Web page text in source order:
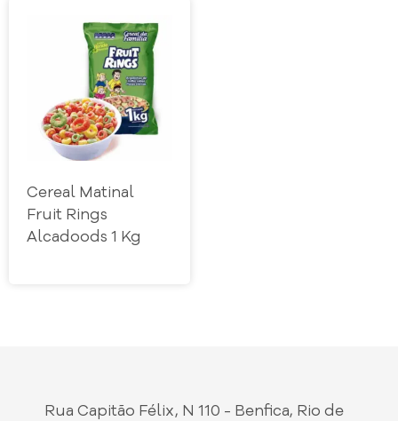
Cereal Matinal
Fruit Rings
Alcadoods 1 Kg
Rua Capitão Félix, N 110 - Benfica, Rio de